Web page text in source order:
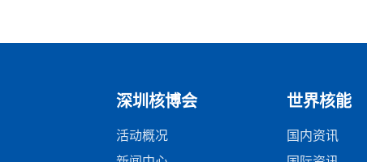
深圳核博会
活动概况
世界核能
国内资讯